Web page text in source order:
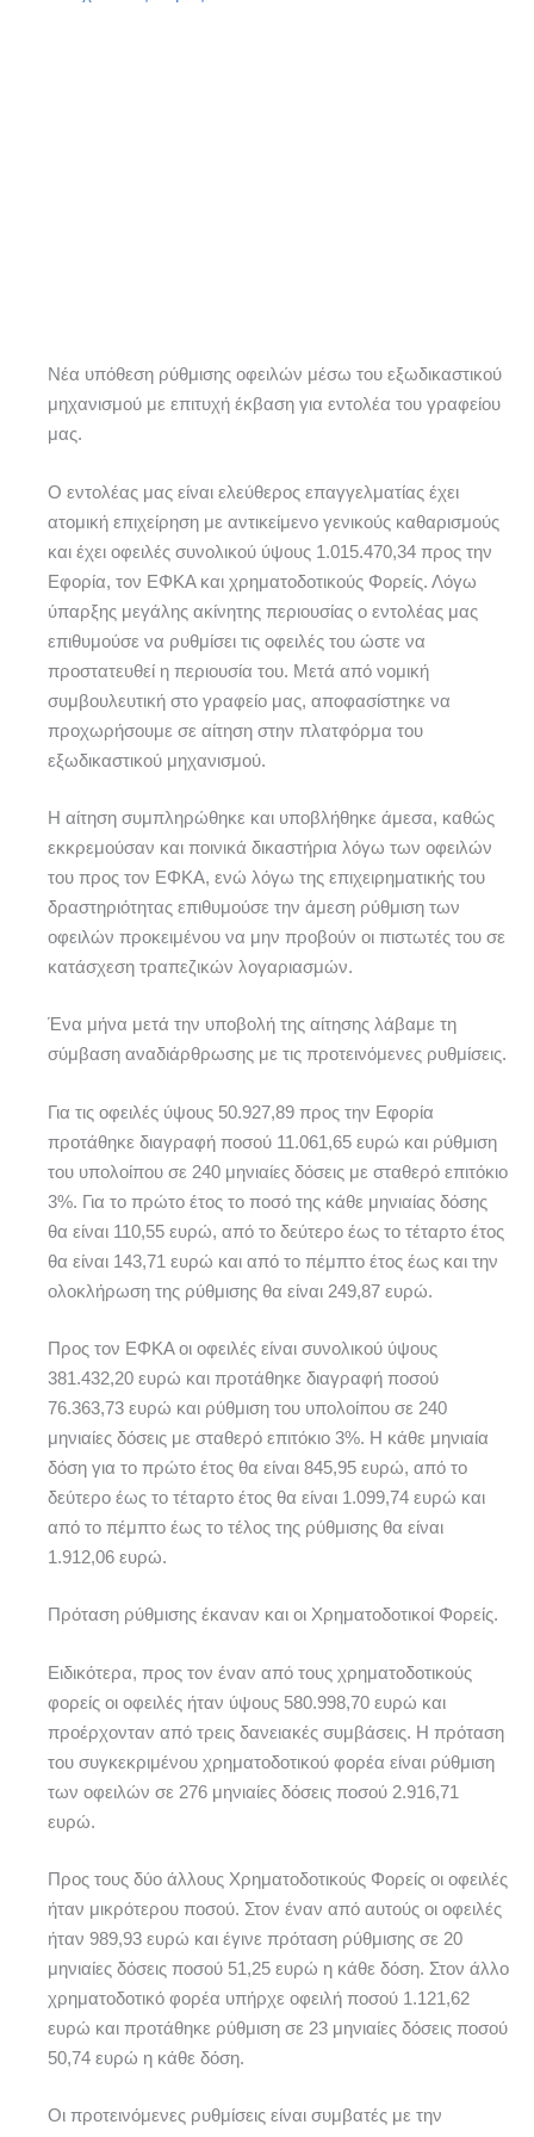
Νέα υπόθεση ρύθμισης οφειλών μέσω του εξωδικαστικού
μηχανισμού με επιτυχή έκβαση για εντολέα του γραφείου
μας.
Ο εντολέας μας είναι ελεύθερος επαγγελματίας έχει
ατομική επιχείρηση με αντικείμενο γενικούς καθαρισμούς
και έχει οφειλές συνολικού ύψους 1.015.470,34 προς την
Εφορία, τον ΕΦΚΑ και χρηματοδοτικούς Φορείς. Λόγω
ύπαρξης μεγάλης ακίνητης περιουσίας ο εντολέας μας
επιθυμούσε να ρυθμίσει τις οφειλές του ώστε να
προστατευθεί η περιουσία του. Μετά από νομική
συμβουλευτική στο γραφείο μας, αποφασίστηκε να
προχωρήσουμε σε αίτηση στην πλατφόρμα του
εξωδικαστικού μηχανισμού.
Η αίτηση συμπληρώθηκε και υποβλήθηκε άμεσα, καθώς
εκκρεμούσαν και ποινικά δικαστήρια λόγω των οφειλών
του προς τον ΕΦΚΑ, ενώ λόγω της επιχειρηματικής του
δραστηριότητας επιθυμούσε την άμεση ρύθμιση των
οφειλών προκειμένου να μην προβούν οι πιστωτές του σε
κατάσχεση τραπεζικών λογαριασμών.
Ένα μήνα μετά την υποβολή της αίτησης λάβαμε τη
σύμβαση αναδιάρθρωσης με τις προτεινόμενες ρυθμίσεις.
Για τις οφειλές ύψους 50.927,89 προς την Εφορία
προτάθηκε διαγραφή ποσού 11.061,65 ευρώ και ρύθμιση
του υπολοίπου σε 240 μηνιαίες δόσεις με σταθερό επιτόκιο
3%. Για το πρώτο έτος το ποσό της κάθε μηνιαίας δόσης
θα είναι 110,55 ευρώ, από το δεύτερο έως το τέταρτο έτος
θα είναι 143,71 ευρώ και από το πέμπτο έτος έως και την
ολοκλήρωση της ρύθμισης θα είναι 249,87 ευρώ.
Προς τον ΕΦΚΑ οι οφειλές είναι συνολικού ύψους
381.432,20 ευρώ και προτάθηκε διαγραφή ποσού
76.363,73 ευρώ και ρύθμιση του υπολοίπου σε 240
μηνιαίες δόσεις με σταθερό επιτόκιο 3%. Η κάθε μηνιαία
δόση για το πρώτο έτος θα είναι 845,95 ευρώ, από το
δεύτερο έως το τέταρτο έτος θα είναι 1.099,74 ευρώ και
από το πέμπτο έως το τέλος της ρύθμισης θα είναι
1.912,06 ευρώ.
Πρόταση ρύθμισης έκαναν και οι Χρηματοδοτικοί Φορείς.
Ειδικότερα, προς τον έναν από τους χρηματοδοτικούς
φορείς οι οφειλές ήταν ύψους 580.998,70 ευρώ και
προέρχονταν από τρεις δανειακές συμβάσεις. Η πρόταση
του συγκεκριμένου χρηματοδοτικού φορέα είναι ρύθμιση
των οφειλών σε 276 μηνιαίες δόσεις ποσού 2.916,71
ευρώ.
Προς τους δύο άλλους Χρηματοδοτικούς Φορείς οι οφειλές
ήταν μικρότερου ποσού. Στον έναν από αυτούς οι οφειλές
ήταν 989,93 ευρώ και έγινε πρόταση ρύθμισης σε 20
μηνιαίες δόσεις ποσού 51,25 ευρώ η κάθε δόση. Στον άλλο
χρηματοδοτικό φορέα υπήρχε οφειλή ποσού 1.121,62
ευρώ και προτάθηκε ρύθμιση σε 23 μηνιαίες δόσεις ποσού
50,74 ευρώ η κάθε δόση.
Οι προτεινόμενες ρυθμίσεις είναι συμβατές με την